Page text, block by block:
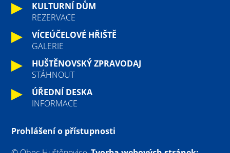
KULTURNÍ DŮM
REZERVACE
VÍCEÚČELOVÉ HŘIŠTĚ
GALERIE
HUŠTĚNOVSKÝ ZPRAVODAJ
STÁHNOUT
ÚŘEDNÍ DESKA
INFORMACE
Prohlášení o přístupnosti